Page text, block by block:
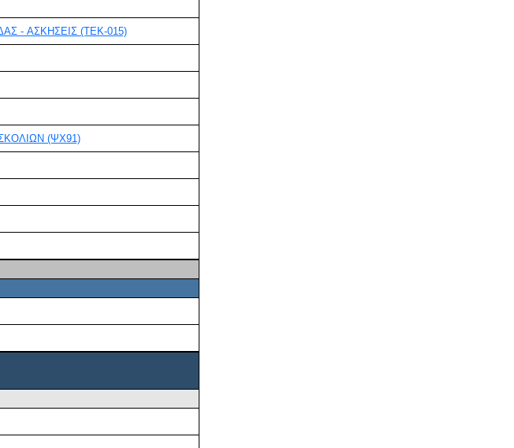
ΣΧΕΔΙΑΣΜΟΣ ΕΚΠΑΙΔΕΥΤΙΚΟΥ ΕΡΓΟΥ ΣΤΟ ΠΛΑΙΣΙΟ ΤΗΣ ΕΚΠΑΙΔΕΥΤΙΚΗΣ ΜΟΝΑΔΑΣ - ΑΣΚΗΣΕΙΣ (ΤΕΚ-015)
ΨΥΧΟΠΑΙΔΑΓΩΓΙΚΕΣ ΠΡΟΣΕΓΓΙΣΕΙΣ ΣΤΗΝ ΑΝΤΙΜΕΤΩΠΙΣΗ ΤΩΝ ΜΑΘΗΣΙΑΚΩΝ ΔΥΣΚΟΛΙΩΝ (ΨΧ91)